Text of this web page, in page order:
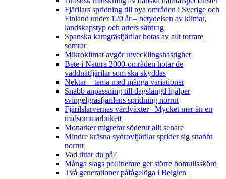
Fjärilars spridning till nya områden i Sverige och
Finland under 120 år– betydelsen av klimat,
landskapstyp och arters särdrag
Spanska kamgräsfjärilar hotas av allt torrare
somrar
Mikroklimat avgör utvecklingshastighet
Bete i Natura 2000-områden hotar de
väddnätfjärilar som ska skyddas
Nektar – tema med många variationer
Snabb anpassning till dagslängd hjälper
svingelgräsfjärilens spridning norrut
Fjärilslarvernas värdväxter– Mycket mer än en
midsommarbukett
Monarker migrerar söderut allt senare
Mindre kräsna sydrovfjärilar sprider sig snabbt
norrut
Vad tittar du på?
Många slags pollinerare ger större bomullsskörd
Två generationer påfågelöga i Belgien